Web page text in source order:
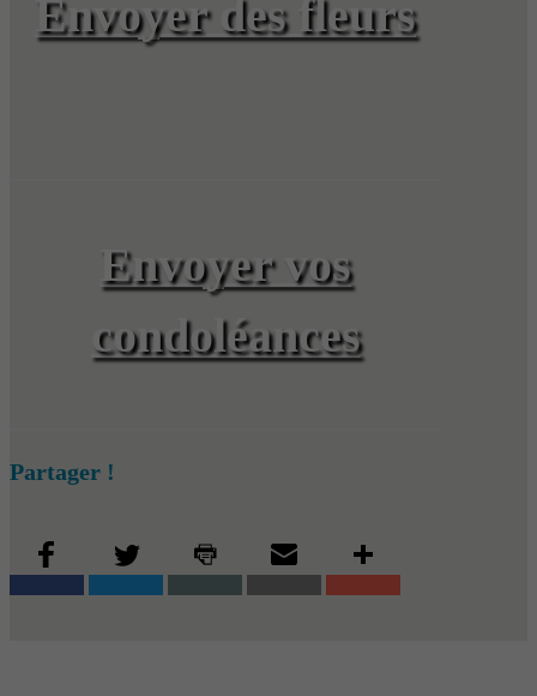
Envoyer des fleurs
Envoyer vos
condoléances
Partager !